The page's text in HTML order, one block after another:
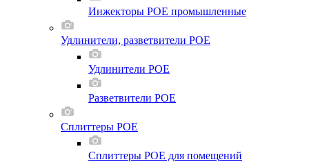
Инжекторы POE промышленные
Удлинители, разветвители POE
Удлинители POE
Разветвители POE
Сплиттеры POE
Сплиттеры POE для помещений